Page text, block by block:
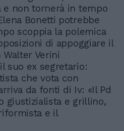
e non tornerà in tempo
Bonetti potrebbe
scoppia la polemica
di appoggiare il
Verini
suo ex segretario:
che vota con
da fonti di Iv: «Il Pd
giustizialista e grillino,
e il